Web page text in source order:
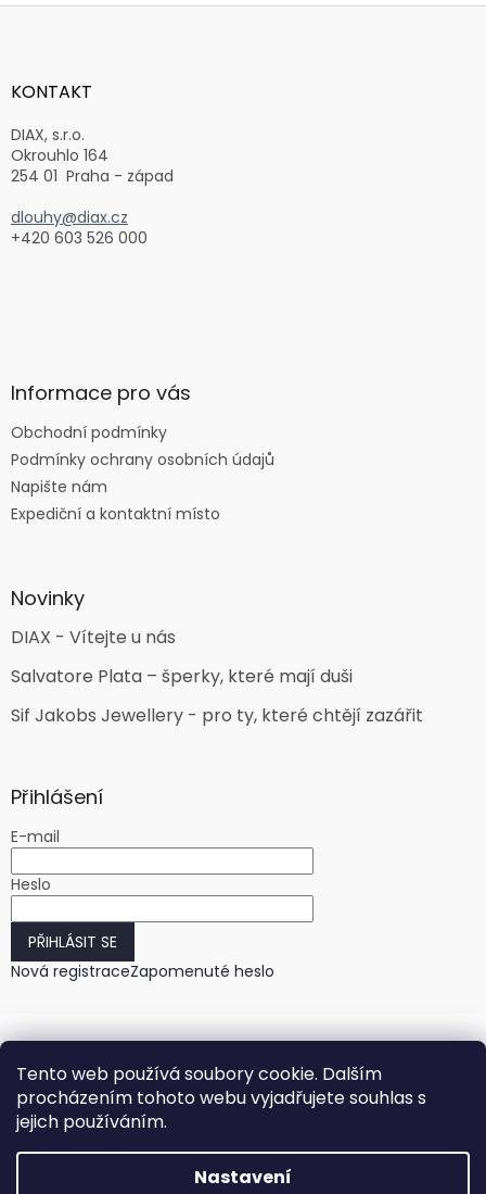
Tento web používá soubory cookie. Dalším
procházením tohoto webu vyjadřujete souhlas s
jejich používáním.
Nastavení
Z
aKONTAKT
DIAX, s.r.o.
Okrouhlo 164
254 01 Praha - západ
dlouhy@diax.cz
+420 603 526 000
Informace pro vás
Obchodní podmínky
Podmínky ochrany osobních údajů
Napište nám
Expediční a kontaktní místo
Novinky
DIAX - Vítejte u nás
Salvatore Plata – šperky, které mají duši
Sif Jakobs Jewellery - pro ty, které chtějí zazářit
Přihlášení
E-mail
Heslo
PŘIHLÁSIT SE
Nová registraceZapomenuté heslo
Vytvořil Shoptet